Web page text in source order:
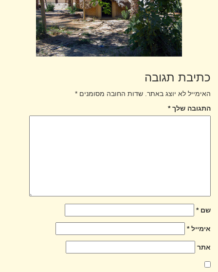
כתיבת תגובה
האימייל לא יוצג באתר. שדות החובה מסומנים *
התגובה שלך*
שם*
אימייל*
אתר